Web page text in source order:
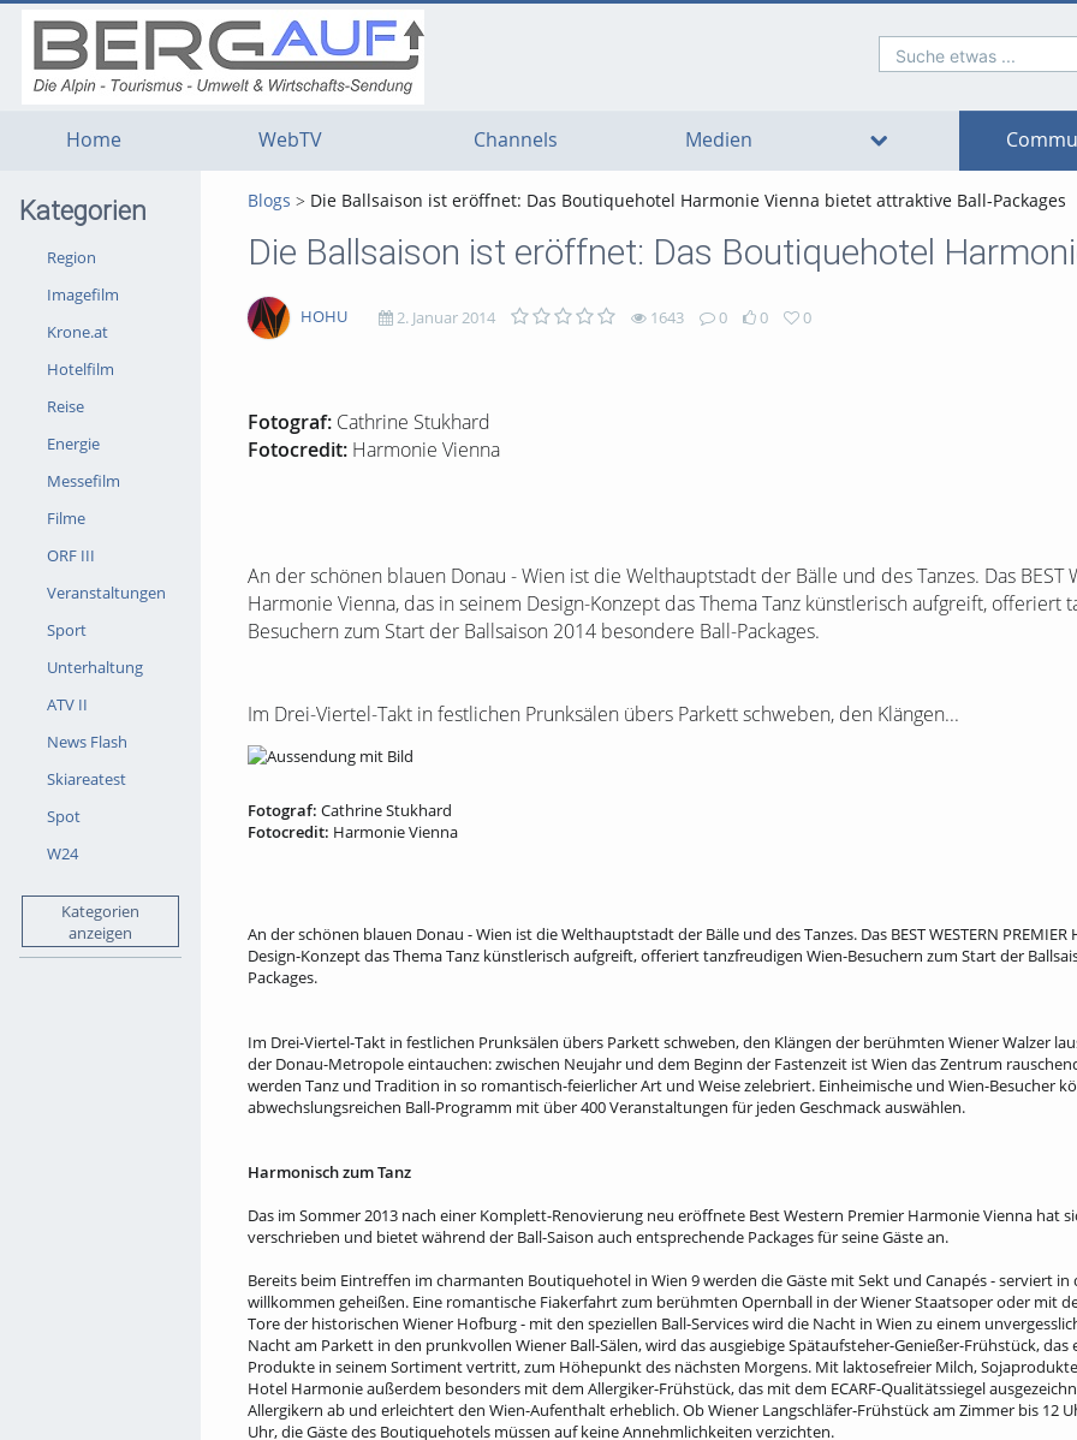
Suche etwas ...
Home WebTV Channels Medien
Kategorien
Region
Imagefilm
Krone.at
Hotelfilm
Reise
Energie
Messefilm
Filme
ORF III
Veranstaltungen
Sport
Unterhaltung
ATV II
News Flash
Skiareatest
Spot
W24
Kategorien
anzeigen
Blogs Die Ballsaison ist eröffnet: Das Boutiquehotel Harmonie Vienna bietet attraktive Ball-Packages
Die Ballsaison ist eröffnet: Das Boutiquehotel
HOHU 2. Januar 2014 1643 0
Kommentare
0 0
favoritesFotograf:Cathrine Stukhard
Fotocredit:Harmonie Vienna
An der schönen blauen Donau - Wien ist die Welthauptstadt der Bälle und des Tanzes. Das BEST
Harmonie Vienna, das in seinem Design-Konzept das Thema Tanz künstlerisch aufgreift, offeriert
Besuchern zum Start der Ballsaison 2014 besondere Ball-Packages.
Im Drei-Viertel-Takt in festlichen Prunksälen übers Parkett schweben, den Klängen...
Fotograf: Cathrine Stukhard
Fotocredit: Harmonie Vienna
An der schönen blauen Donau - Wien ist die Welthauptstadt der Bälle und des Tanzes. Das BEST WESTERN
Design-Konzept das Thema Tanz künstlerisch aufgreift, offeriert tanzfreudigen Wien-Besuchern zum Start der
Packages.
Im Drei-Viertel-Takt in festlichen Prunksälen übers Parkett schweben, den Klängen der berühmten Wiener Walzer
der Donau-Metropole eintauchen: zwischen Neujahr und dem Beginn der Fastenzeit ist Wien das Zentrum
werden Tanz und Tradition in so romantisch-feierlicher Art und Weise zelebriert. Einheimische und Wien-Besucher
abwechslungsreichen Ball-Programm mit über 400 Veranstaltungen für jeden Geschmack auswählen.
Harmonisch zum Tanz
Das im Sommer 2013 nach einer Komplett-Renovierung neu eröffnete Best Western Premier Harmonie Vienna hat
verschrieben und bietet während der Ball-Saison auch entsprechende Packages für seine Gäste an.
Bereits beim Eintreffen im charmanten Boutiquehotel in Wien 9 werden die Gäste mit Sekt und Canapés - serviert
willkommen geheißen. Eine romantische Fiakerfahrt zum berühmten Opernball in der Wiener Staatsoper oder mit
Tore der historischen Wiener Hofburg - mit den speziellen Ball-Services wird die Nacht in Wien zu einem
Nacht am Parkett in den prunkvollen Wiener Ball-Sälen, wird das ausgiebige Spätaufsteher-Genießer-Frühstück, das
Produkte in seinem Sortiment vertritt, zum Höhepunkt des nächsten Morgens. Mit laktosefreier Milch,
Hotel Harmonie außerdem besonders mit dem Allergiker-Frühstück, das mit dem ECARF-Qualitätssiegel
Allergikern ab und erleichtert den Wien-Aufenthalt erheblich. Ob Wiener Langschläfer-Frühstück am Zimmer bis 12
Uhr, die Gäste des Boutiquehotels müssen auf keine Annehmlichkeiten verzichten.